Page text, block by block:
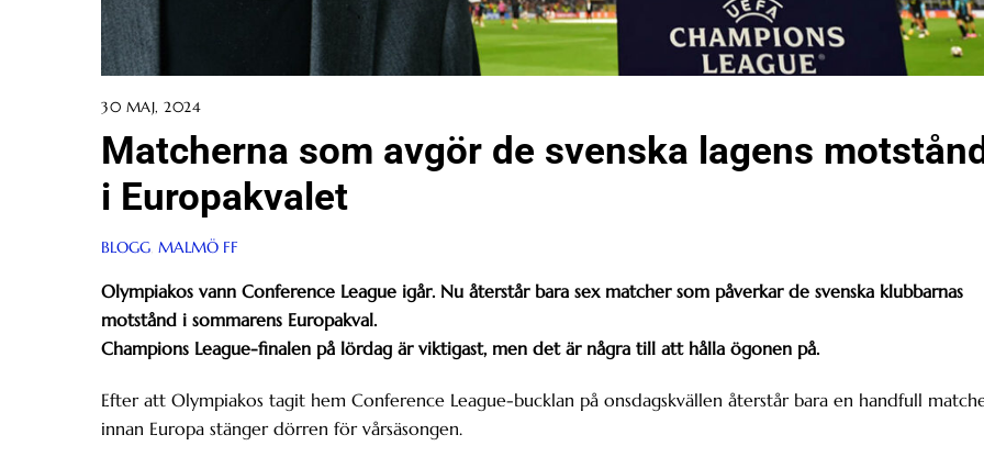
30 MAJ, 2024
Matcherna som avgör de svenska lagens
i Europakvalet
BLOGG, MALMÖ FF
Olympiakos vann Conference League igår. Nu återstår bara sex matcher som påverkar de svenska klubbarnas
motstånd i sommarens Europakval.
Champions League-finalen på lördag är viktigast, men det är några till att hålla ögonen på.
Efter att Olympiakos tagit hem Conference League-bucklan på onsdagskvällen återstår bara en handfull
innan Europa stänger dörren för vårsäsongen.